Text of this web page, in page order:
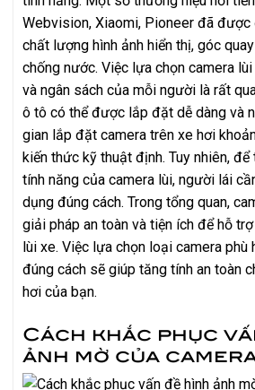
Webvision, Xiaomi, Pioneer đã được
chất lượng hình ảnh hiển thị, góc
chống nước. Việc lựa chọn camera
và ngân sách của mỗi người là rất
ô tô có thể được lắp đặt dễ dàng và
gian lắp đặt camera trên xe hơi
kiến thức kỹ thuật định. Tuy nhiên,
tính năng của camera lùi, người lái
dụng đúng cách. Trong tổng quan,
giải pháp an toàn và tiện ích để hỗ
lùi xe. Việc lựa chọn loại camera phù
đúng cách sẽ giúp tăng tính an toàn
hơi của bạn.
Cách khắc phục
ảnh mờ của